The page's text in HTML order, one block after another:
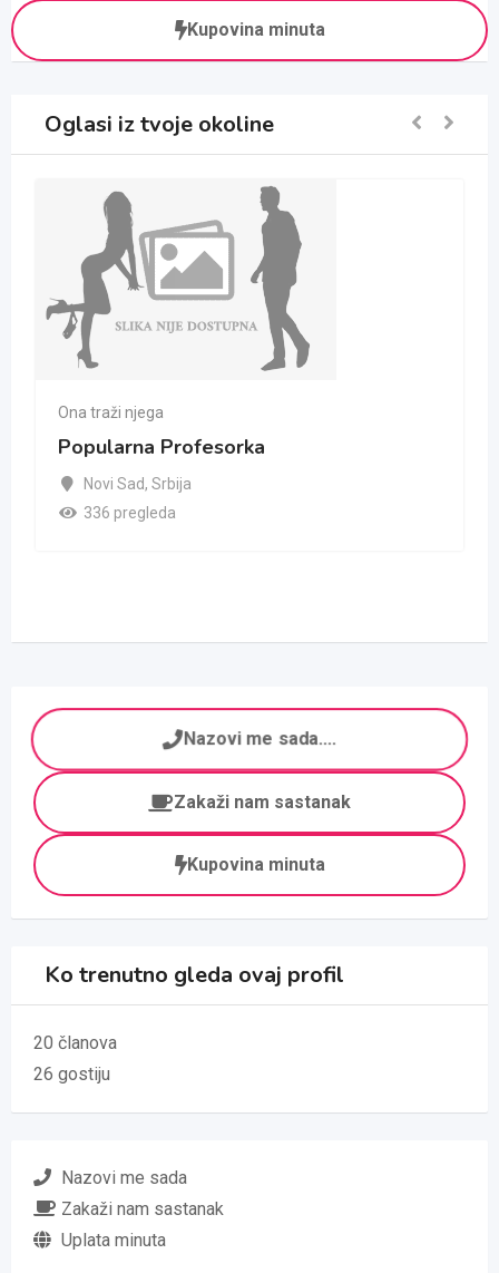
Kupovina minuta
Oglasi iz tvoje okoline
Ona traži njega
Popularna Profesorka
Novi Sad, Srbija
336 pregleda
Nazovi me sada....
Zakaži nam sastanak
Kupovina minuta
Ko trenutno gleda ovaj profil
20 članova
26 gostiju
Nazovi me sada
Zakaži nam sastanak
Uplata minuta